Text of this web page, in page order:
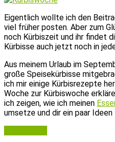
Eigentlich wollte ich den
viel früher posten. Aber zum
noch Kürbiszeit und ihr findet
Kürbisse auch jetzt noch in
Aus meinem Urlaub im
große Speisekürbisse
ich mir einige Kürbisrezepte
Woche zur Kürbiswoche
ich zeigen, wie ich meinen
umsetze und dir ein paar